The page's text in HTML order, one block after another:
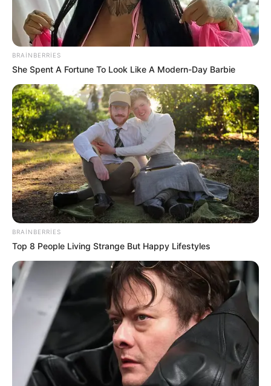
Aslanbəyli kimdir? -DOSYE
68 0 0
15:55 / 06 Avqust 2026 CƏMİYYƏT
Bərdədə açıq sahədə yanğın- VİDEO
68 0 0
BRAINBERRIES
She Spent A Fortune To Look Like A Modern-Day Barbie
BRAINBERRIES
Top 8 People Living Strange But Happy Lifestyles